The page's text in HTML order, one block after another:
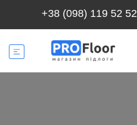
+38 (098) 119 52 52